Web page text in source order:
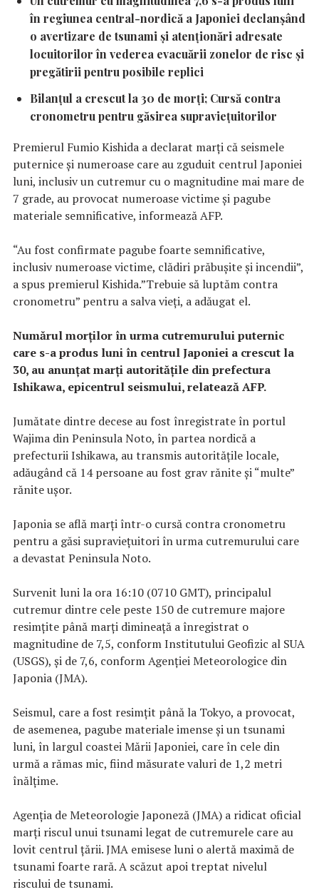
în regiunea central-nordică a Japoniei declanşând
o avertizare de tsunami şi atenţionări adresate
locuitorilor în vederea evacuării zonelor de risc şi
pregătirii pentru posibile replici
Bilanţul a crescut la 30 de morţi; Cursă contra
cronometru pentru găsirea supravieţuitorilor
Premierul Fumio Kishida a declarat marţi că seismele
puternice şi numeroase care au zguduit centrul Japoniei
luni, inclusiv un cutremur cu o magnitudine mai mare de
7 grade, au provocat numeroase victime şi pagube
materiale semnificative, informează AFP.
“Au fost confirmate pagube foarte semnificative,
inclusiv numeroase victime, clădiri prăbuşite şi incendii”,
a spus premierul Kishida.”Trebuie să luptăm contra
cronometru” pentru a salva vieţi, a adăugat el.
Numărul morţilor în urma cutremurului puternic
care s-a produs luni în centrul Japoniei a crescut la
30, au anunţat marţi autorităţile din prefectura
Ishikawa, epicentrul seismului, relatează AFP.
Jumătate dintre decese au fost înregistrate în portul
Wajima din Peninsula Noto, în partea nordică a
prefecturii Ishikawa, au transmis autorităţile locale,
adăugând că 14 persoane au fost grav rănite şi “multe”
rănite uşor.
Japonia se află marţi într-o cursă contra cronometru
pentru a găsi supravieţuitori în urma cutremurului care
a devastat Peninsula Noto.
Survenit luni la ora 16:10 (0710 GMT), principalul
cutremur dintre cele peste 150 de cutremure majore
resimţite până marţi dimineaţă a înregistrat o
magnitudine de 7,5, conform Institutului Geofizic al SUA
(USGS), şi de 7,6, conform Agenţiei Meteorologice din
Japonia (JMA).
Seismul, care a fost resimţit până la Tokyo, a provocat,
de asemenea, pagube materiale imense şi un tsunami
luni, în largul coastei Mării Japoniei, care în cele din
urmă a rămas mic, fiind măsurate valuri de 1,2 metri
înălţime.
Agenţia de Meteorologie Japoneză (JMA) a ridicat oficial
marţi riscul unui tsunami legat de cutremurele care au
lovit centrul ţării. JMA emisese luni o alertă maximă de
tsunami foarte rară. A scăzut apoi treptat nivelul
riscului de tsunami.